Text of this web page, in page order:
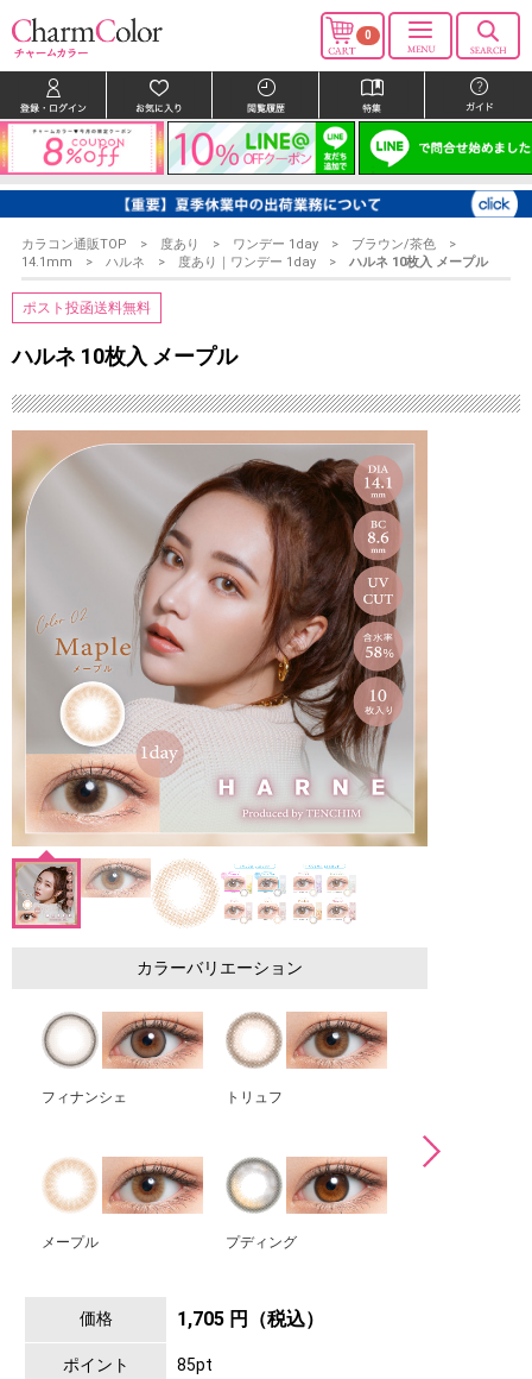
0
カラコン通販TOP 度あり ワンデー 1day
ブラウン/茶色
14.1mm
ハルネ 度あり｜ワンデー 1day ハルネ 10枚入 メープル
ポスト投函送料無料
ハルネ 10枚入 メープル
カラーバリエーション
フィナンシェ トリュフ
メープル プディング
価格 1,705 円（税込）
ポイント 85pt